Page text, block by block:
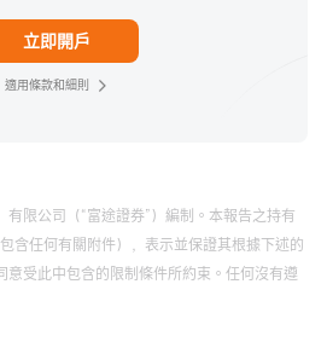
指数ETF(JPXN.US)
Japan ETF(BBJP.US)
立即開戶
適用條款和細則
限公司（“富途證券”）編制。本報告之持有
含任何有關附件），表示並保證其根據下述的
意受此中包含的限制條件所約束。任何沒有遵
關法律。